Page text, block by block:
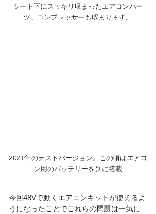
シート下にスッキリ収まったエアコンパー
ツ。コンプレッサーも収まります。
2021年のテストバージョン。この頃はエアコ
ン用のバッテリーを別に搭載
今回48Vで動くエアコンキットが使えるよ
うになったことでこれらの問題は一気に